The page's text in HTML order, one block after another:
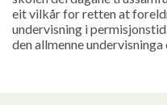
eit vilkår for retten at
undervisning i
den allmenne